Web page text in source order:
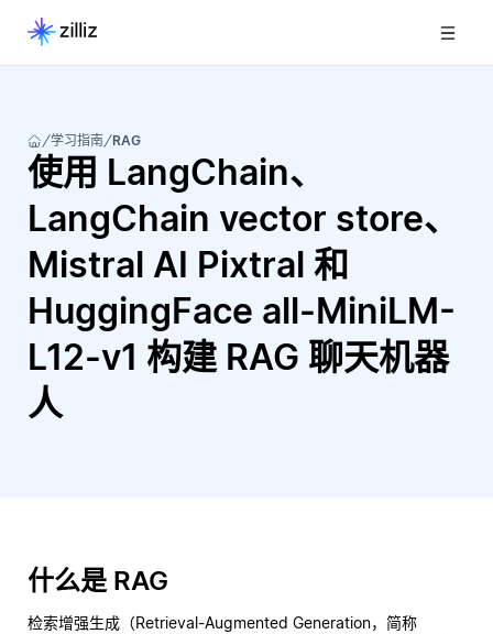
学习指南 RAG
使用 LangChain、
LangChain vector store、
Mistral AI Pixtral 和
HuggingFace all-MiniLM-
L12-v1 构建 RAG 聊天机器
人
什么是 RAG
检索增强生成（Retrieval-Augmented Generation，简称